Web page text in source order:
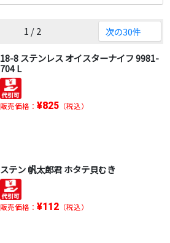
1 / 2 次の30件
18-8 ステンレス オイスターナイフ 9981-
704 L
販売価格： ¥825（税込）
ステン 帆太郎君 ホタテ貝むき
販売価格： ¥112（税込）